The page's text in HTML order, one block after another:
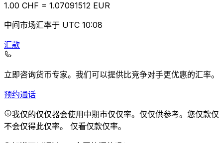
1.00 CHF = 1.07091512 EUR
中间市场汇率于 UTC 10:08
汇款
立即咨询货币专家。 我们可以提供比竞争对手更优惠的汇率。
预约通话
我仅的仅仅器会使用中期市仅仅率。仅仅供参考。您仅款仅
不会仅得此仅率。 仅看仅款仅率。